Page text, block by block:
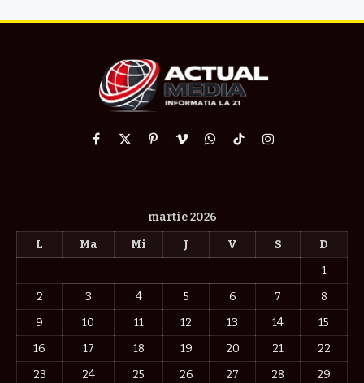
Facebook
X
PinterestVimeoWhatsApp
TikTokInstagram
martie 2026
L
Ma Mi J V S
D
1
2
3 4 5 6 7
8
9
10 11 12 13 14
15
16
17 18 19 20 21
22
23
24 25 26 27 28
29